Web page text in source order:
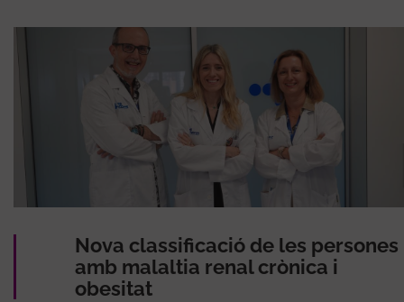
Nova classificació de les persones
amb malaltia renal crònica i
obesitat